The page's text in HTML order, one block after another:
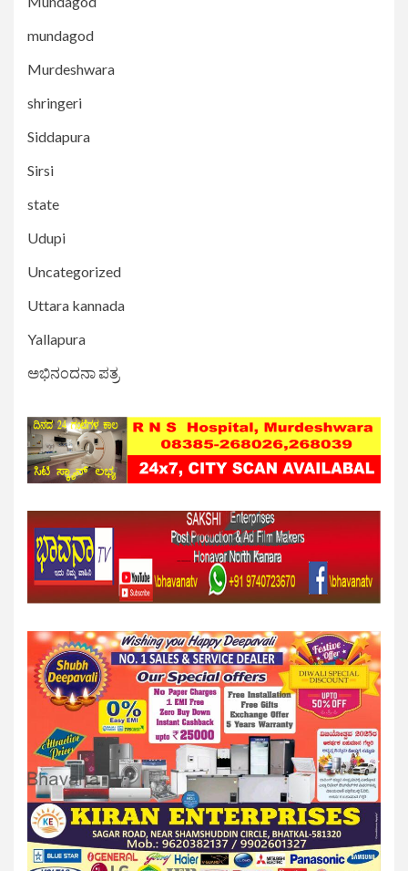
mundagod
Murdeshwara
shringeri
Siddapura
Sirsi
state
Udupi
Uncategorized
Uttara kannada
Yallapura
ಅಭಿನಂದನಾ ಪತ್ರ